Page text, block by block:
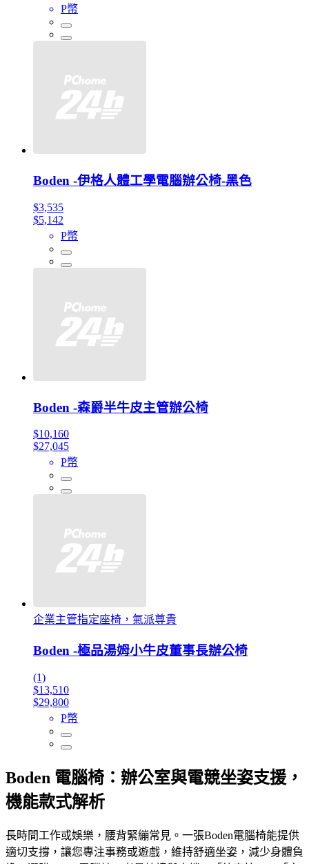
P幣
Boden -伊格人體工學電腦辦公椅-黑色
$3,535
$5,142
P幣
Boden -森爵半牛皮主管辦公椅
$10,160
$27,045
P幣
企業主管指定座椅，氣派尊貴
Boden -極品湯姆小牛皮董事長辦公椅
(1)
$13,510
$29,800
P幣
Boden 電腦椅：辦公室與電競坐姿支援，
機能款式解析
長時間工作或娛樂，腰背緊繃常見。一張Boden電腦椅能提供
適切支撐，讓您專注事務或遊戲，維持舒適坐姿，減少身體負